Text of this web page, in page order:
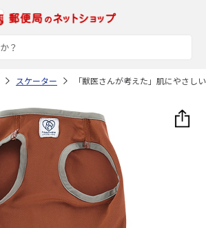
スケーター 「獣医さんが考えた」肌にやさし